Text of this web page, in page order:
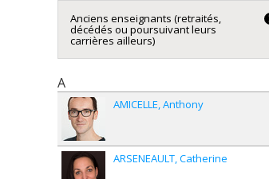
Anciens enseignants (retraités,
décédés ou poursuivant leurs
carrières ailleurs)
A
AMICELLE Anthony
ARSENEAULT Catherine